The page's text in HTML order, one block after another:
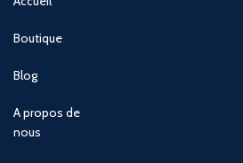
Boutique
Blog
A propos de
nous